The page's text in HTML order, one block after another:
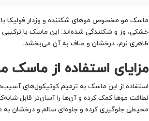
ماسک مو مخصوص موهای شکننده و وزدار فولیکا با
خشکی، وز و شکنندگی شده‌اند. این ماسک با ترکیبی
ظاهری نرم، درخشان و صاف به آن می‌بخشد.
مزایای استفاده از
استفاده از این ماسک به ترمیم کوتیکول‌های
لطافت موها کمک کرده و آن‌ها را آسان‌تر قابل
محیطی جلوگیری کرده و جلوه‌ای سالم و درخشان